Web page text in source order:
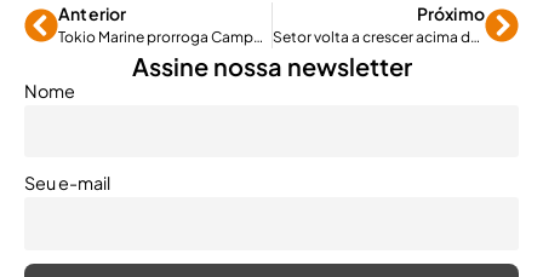
Anterior
Tokio Marine prorroga Campanha "Férias Garantidas"
Próximo
Setor volta a crescer acima de 20% no ano passado
Assine nossa newsletter
Nome
Seu e-mail